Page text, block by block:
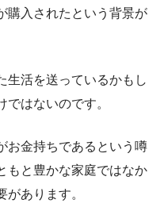
購入されたという背景が
生活を送っているかもし
はないのです。
お金持ちであるという噂
もと豊かな家庭ではなか
あります。